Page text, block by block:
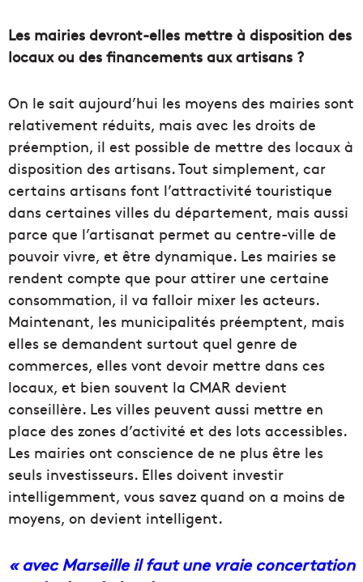
Les mairies devront-elles mettre à disposition des
locaux ou des financements aux artisans ?
On le sait aujourd’hui les moyens des mairies sont
relativement réduits, mais avec les droits de
préemption, il est possible de mettre des locaux à
disposition des artisans. Tout simplement, car
certains artisans font l’attractivité touristique
dans certaines villes du département, mais aussi
parce que l’artisanat permet au centre-ville de
pouvoir vivre, et être dynamique. Les mairies se
rendent compte que pour attirer une certaine
consommation, il va falloir mixer les acteurs.
Maintenant, les municipalités préemptent, mais
elles se demandent surtout quel genre de
commerces, elles vont devoir mettre dans ces
locaux, et bien souvent la CMAR devient
conseillère. Les villes peuvent aussi mettre en
place des zones d’activité et des lots accessibles.
Les mairies ont conscience de ne plus être les
seuls investisseurs. Elles doivent investir
intelligemment, vous savez quand on a moins de
moyens, on devient intelligent.
« avec Marseille il faut une vraie concertation